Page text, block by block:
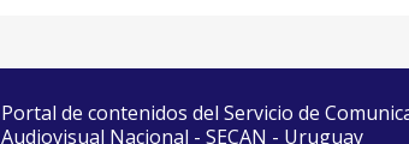
Portal de contenidos del Servicio de
Audiovisual Nacional - SECAN - Uruguay